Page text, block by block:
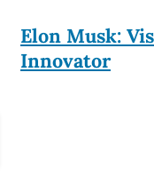
Elon Musk:
Innovator